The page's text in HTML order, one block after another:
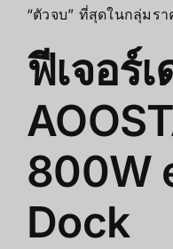
“ตัวจบ” ที่สุดในกลุ่มร
ฟีเจอร์
800W
Dock